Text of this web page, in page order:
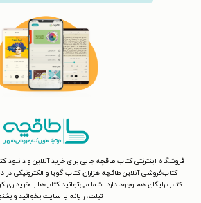
فروشگاه اینترنتی کتاب طاقچه جایی برای خرید آنلاین و
کتاب‌فروشی آنلاین طاقچه هزاران کتاب گویا و الکترونیکی
کتاب رایگان هم وجود دارد. شما می‌توانید کتاب‌ها را خریداری
تبلت، رایانه یا سایت بخوانید و